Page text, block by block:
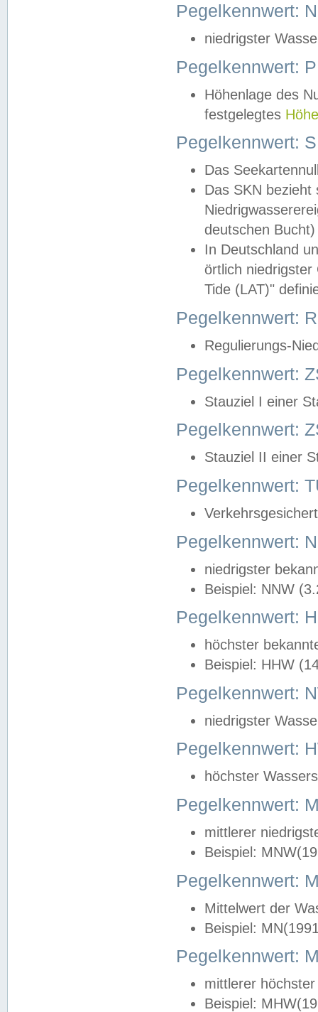
Pegelkennwert:
niedrigster
Pegelkennwert:
Höhenlage des
festgelegtes
Pegelkennwert:
Das
Das SKN
deutschen
In Deutschland
örtlich
Tide (LAT)"
Pegelkennwert:
Regulierungs-
Pegelkennwert:
Stauziel I einer
Pegelkennwert:
Stauziel II einer
Pegelkennwert:
Pegelkennwert:
niedrigster
Beispiel: NNW
Pegelkennwert:
höchster
Beispiel: HHW
Pegelkennwert:
niedrigster
Pegelkennwert:
höchster
Pegelkennwert:
mittlerer
Beispiel:
Pegelkennwert:
Mittelwert der
Beispiel:
Pegelkennwert:
mittlerer
Beispiel: